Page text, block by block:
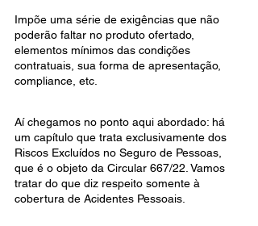
Impõe uma série de exigências que não
poderão faltar no produto ofertado,
elementos mínimos das condições
contratuais, sua forma de apresentação,
compliance, etc.
Aí chegamos no ponto aqui abordado: há
um capítulo que trata exclusivamente dos
Riscos Excluídos no Seguro de Pessoas,
que é o objeto da Circular 667/22. Vamos
tratar do que diz respeito somente à
cobertura de Acidentes Pessoais.